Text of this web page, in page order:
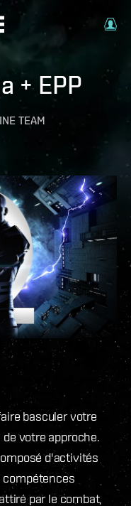
+ EPP
TEAM
basculer votre
votre approche.
d'activités
compétences
par le combat,